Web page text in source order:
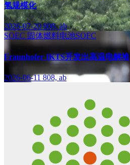
氢规模化
2026-07-20808, ab
SOEC 固体燃料电池SOFC
Fraunhofer IKTS开发出高温电解堆
2026-06-11808, ab